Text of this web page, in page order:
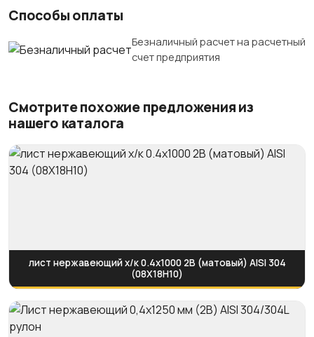
Способы оплаты
Безналичный расчет на расчетный
счет предприятия
Смотрите похожие предложения из
нашего каталога
лист нержавеющий х/к 0.4х1000 2B (матовый) AISI 304
(08Х18Н10)